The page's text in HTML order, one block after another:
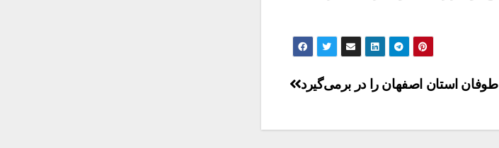
طوفان استان اصفهان را در برمی‌گیرد‌